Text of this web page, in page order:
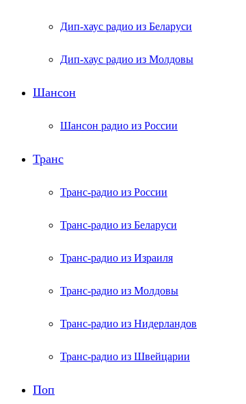
Дип-хаус радио из Беларуси
Дип-хаус радио из Молдовы
Шансон
Шансон радио из России
Транс
Транс-радио из России
Транс-радио из Беларуси
Транс-радио из Израиля
Транс-радио из Молдовы
Транс-радио из Нидерландов
Транс-радио из Швейцарии
Поп